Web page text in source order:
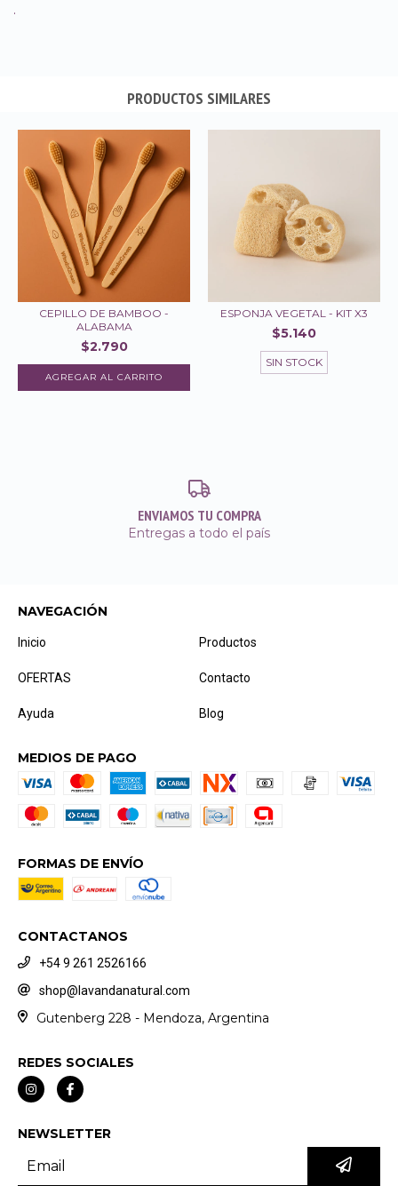
.
PRODUCTOS SIMILARES
CEPILLO DE BAMBOO -
ALABAMA
$2.790
AGREGAR AL CARRITO
ESPONJA VEGETAL - KIT X3
$5.140
SIN STOCK
ENVIAMOS TU COMPRA
Entregas a todo el país
NAVEGACIÓN
Inicio Productos
OFERTAS Contacto
Ayuda Blog
MEDIOS DE PAGO
FORMAS DE ENVÍO
CONTACTANOS
+54 9 261 2526166
shop@lavandanatural.com
Gutenberg 228 - Mendoza, Argentina
REDES SOCIALES
NEWSLETTER